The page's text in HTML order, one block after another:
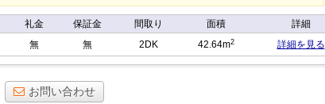
礼金 保証金 間取り 面積
詳細
無 無 2DK 42.64m2 詳細を見る
お問い合わせ